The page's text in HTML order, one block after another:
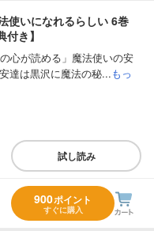
使いになれるらしい 6巻
付き】
心が読める」魔法使いの安
達は黒沢に魔法の秘...もっ
試し読み
900ポイント
すぐに購入